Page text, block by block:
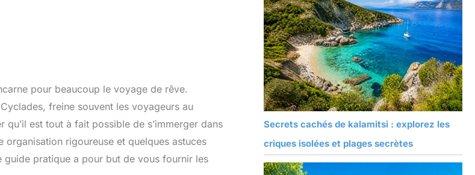
pour beaucoup le voyage de rêve.
freine souvent les voyageurs au
est tout à fait possible de s’immerger dans
rigoureuse et quelques astuces
guide pratique a pour but de vous fournir les
Secrets cachés de kalamitsi : explorez les
criques isolées et plages secrètes